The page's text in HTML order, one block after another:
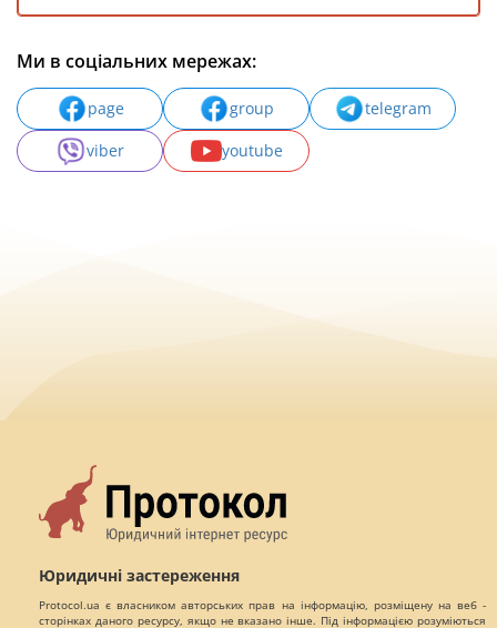
Ми в соціальних мережах:
page group
telegram
viber
youtube
Юридичні застереження
Protocol.ua є власником авторських прав на інформацію, розміщену на веб -
сторінках даного ресурсу, якщо не вказано інше. Під інформацією розуміються